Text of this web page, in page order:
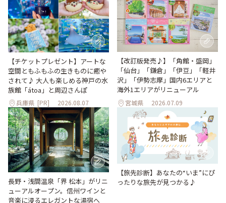
【チケットプレゼント】アートな
空間ともふもふの生きものに癒や
されて♪ 大人も楽しめる神戸の水
族館「átoa」と周辺さんぽ
兵庫県 [PR] 2026.08.07
【改訂版発売♪】「角館・盛岡」
「仙台」「鎌倉」「伊豆」「軽井
沢」「伊勢志摩」国内6エリアと
海外1エリアがリニューアル
宮城県 2026.07.09
長野・浅間温泉「界 松本」がリニ
ューアルオープン。信州ワインと
音楽に浸るエレガントな湯宿へ
【旅先診断】あなたの“いま”にぴ
ったりな旅先が見つかる♪